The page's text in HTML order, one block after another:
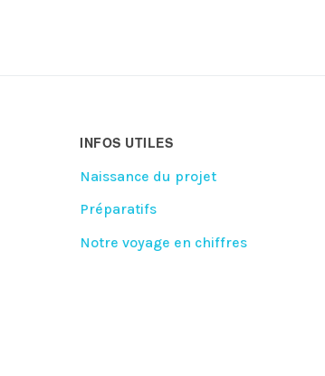
INFOS UTILES
Naissance du projet
Préparatifs
Notre voyage en chiffres